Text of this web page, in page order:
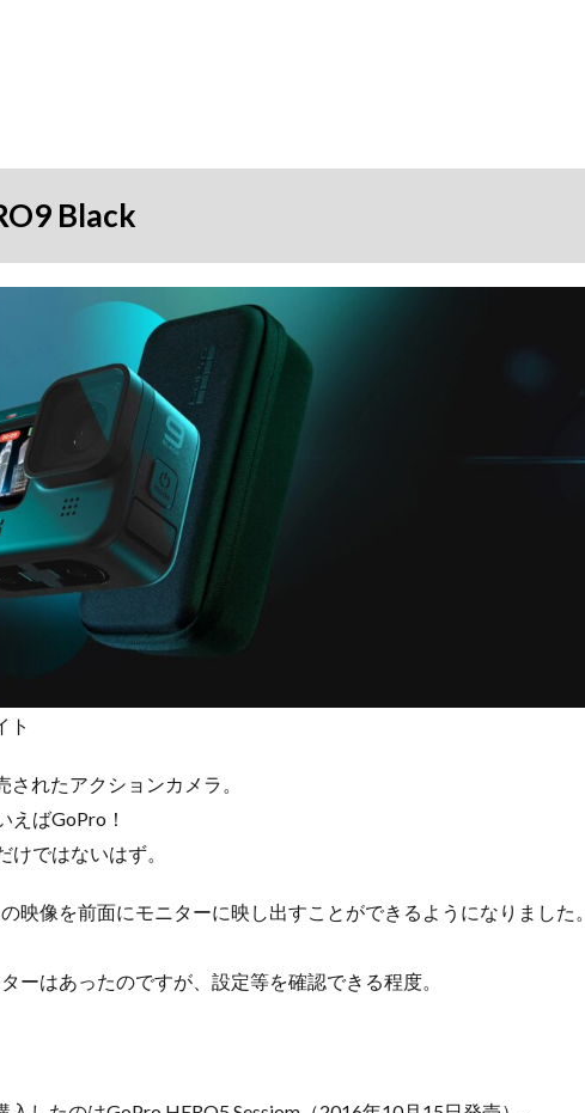
Black
ト
れたアクションカメラ。
えばGoPro！
けではないはず。
映像を前面にモニターに映し出すことができるようになりました。
ーはあったのですが、設定等を確認できる程度。